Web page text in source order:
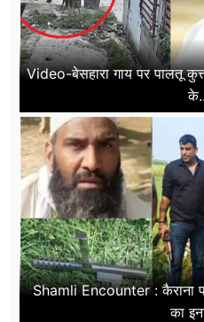
Video-बेसहारा गाय पर पालतू
Shamli Encounter : कैराना
का